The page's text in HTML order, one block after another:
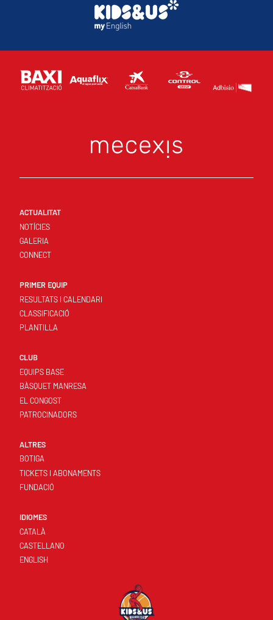
ACTUALITAT
NOTÍCIES
GALERIA
CONNECT
PRIMER EQUIP
RESULTATS I CALENDARI
CLASSIFICACIÓ
PLANTILLA
CLUB
EQUIPS BASE
BÀSQUET MANRESA
EL CONGOST
PATROCINADORS
ALTRES
BOTIGA
TICKETS I ABONAMENTS
FUNDACIÓ
IDIOMES
CATALÀ
CASTELLANO
ENGLISH